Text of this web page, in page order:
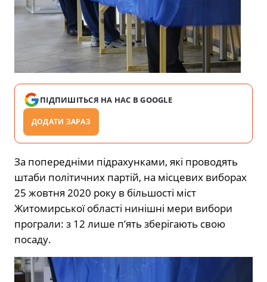
ПІДПИШІТЬСЯ НА НАС В GOOGLE
ДОДАТИ ЗАРАЗ
За попередніми підрахунками, які проводять
штаби політичних партій, на місцевих виборах
25 жовтня 2020 року в більшості міст
Житомирської області нинішні мери вибори
програли: з 12 лише п’ять зберігають свою
посаду.